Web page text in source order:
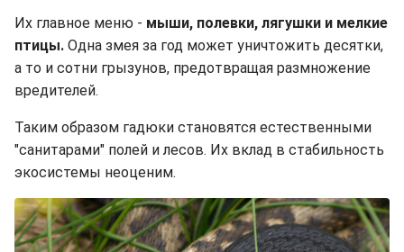
Их главное меню - мыши, полевки, лягушки и мелкие
птицы. Одна змея за год может уничтожить десятки,
а то и сотни грызунов, предотвращая размножение
вредителей.
Таким образом гадюки становятся естественными
"санитарами" полей и лесов. Их вклад в стабильность
экосистемы неоценим.